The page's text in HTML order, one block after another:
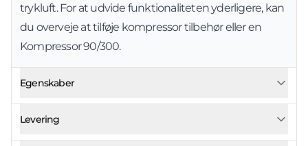
trykluft. For at udvide funktionaliteten yderligere, kan
du overveje at tilføje kompressor tilbehøreller en
Kompressor 90/300.
Egenskaber
Levering